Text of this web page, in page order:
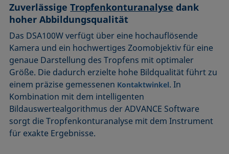
ZuverlässigeTropfenkonturanalyse dank
hoher Abbildungsqualität
Das DSA100W verfügt über eine hochauflösende
Kamera und ein hochwertiges Zoomobjektiv für eine
genaue Darstellung des Tropfens mit optimaler
Größe. Die dadurch erzielte hohe Bildqualität führt zu
einem präzise gemessenen Kontaktwinkel. In
Kombination mit dem intelligenten
Bildauswertealgorithmus der ADVANCE Software
sorgt die Tropfenkonturanalyse mit dem Instrument
für exakte Ergebnisse.